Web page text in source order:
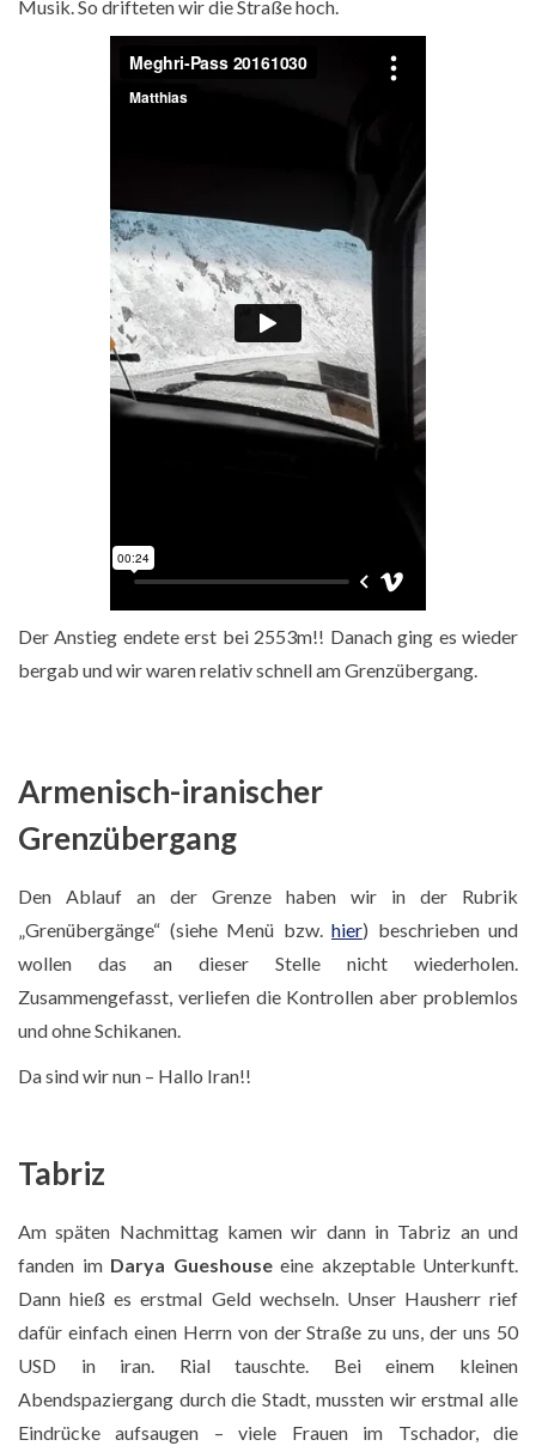
Armenisches Bier
Tabea vor armenischer Flagge
Shopping in Kaban
Musik. So drifteten wir die Straße hoch.
Der Anstieg endete erst bei 2553m!! Danach ging es wieder
bergab und wir waren relativ schnell am Grenzübergang.
Barometer im Auto
Gipfelschild
Armenisch-iranischer
Grenzübergang
Den Ablauf an der Grenze haben wir in der Rubrik
„Grenübergänge“ (siehe Menü bzw. hier) beschrieben und
wollen das an dieser Stelle nicht wiederholen.
Zusammengefasst, verliefen die Kontrollen aber problemlos
und ohne Schikanen.
Da sind wir nun – Hallo Iran!!
Tabriz
Am späten Nachmittag kamen wir dann in Tabriz an und
fanden im Darya Gueshouseeine akzeptable Unterkunft.
Dann hieß es erstmal Geld wechseln. Unser Hausherr rief
dafür einfach einen Herrn von der Straße zu uns, der uns 50
USD in iran. Rial tauschte. Bei einem kleinen
Abendspaziergang durch die Stadt, mussten wir erstmal alle
Eindrücke aufsaugen – viele Frauen im Tschador, die